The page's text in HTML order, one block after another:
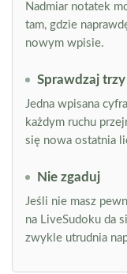
Nadmiar notatek
tam, gdzie
nowym wpisie.
Sprawdzaj
Jedna wpisana
każdym ruchu
się nowa ostatnia
Nie zgaduj
Jeśli nie masz
na LiveSudoku da
zwykle utrudnia